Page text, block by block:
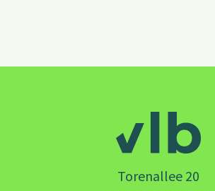
Torenallee 20